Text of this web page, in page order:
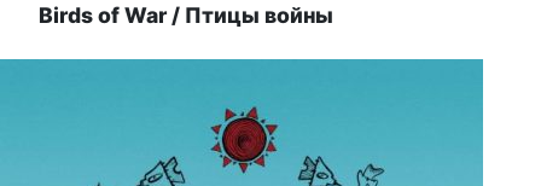
Birds of War / Птицы войны